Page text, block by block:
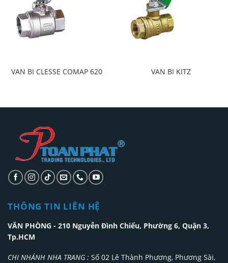
VAN BI CLESSE COMAP 620 VAN BI KITZ
THÔNG TIN LIÊN HỆ
VĂN PHÒNG - 210 Nguyễn Đình Chiểu, Phường 6, Quận 3,
Tp.HCM
CHI NHÁNH NHA TRANG : Số 02 Lê Thành Phương, Phương Sài,